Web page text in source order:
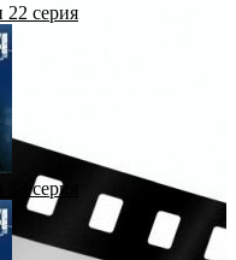
22 серия
серия